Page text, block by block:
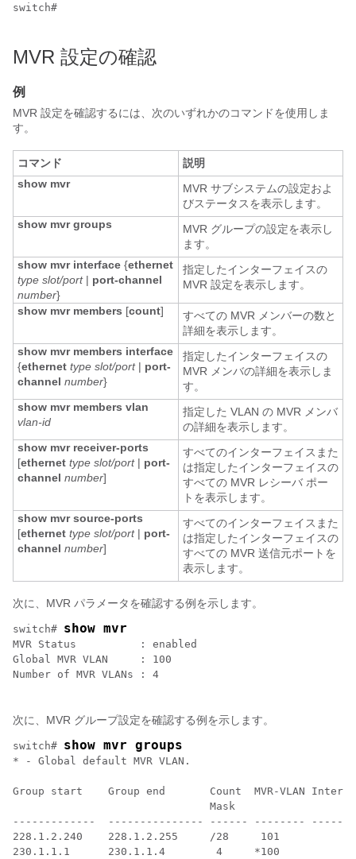
switch#
MVR 設定の確認
例
MVR 設定を確認するには、次のいずれかのコマンドを使用しま
す。
コマンド
説明
show mvr
MVR サブシステムの設定およ
びステータスを表示します。
show mvr groups
MVR グループの設定を表示し
ます。
show mvr interface {ethernet
type slot/port| port-channel
number}
指定したインターフェイスの
MVR 設定を表示します。
show mvr members [count]
すべての MVR メンバーの数と
詳細を表示します。
show mvr members interface
{ethernet type slot/port| port-
channel number}
指定したインターフェイスの
MVR メンバの詳細を表示しま
す。
show mvr members vlan
vlan-id
指定した VLAN の MVR メンバ
の詳細を表示します。
show mvr receiver-ports
[ethernet type slot/port| port-
channel number]
すべてのインターフェイスまた
は指定したインターフェイスの
すべての MVR レシーバ ポー
トを表示します。
show mvr source-ports
[ethernet type slot/port| port-
channel number]
すべてのインターフェイスまた
は指定したインターフェイスの
すべての MVR 送信元ポートを
表示します。
次に、MVR パラメータを確認する例を示します。
switch# show mvr
MVR Status          : enabled
Global MVR VLAN     : 100
Number of MVR VLANs : 4
次に、MVR グループ設定を確認する例を示します。
switch# show mvr groups
* - Global default MVR VLAN.
Group start    Group end       Count  MVR-VLAN
                               Mask
-------------  --------------- ------ --------
228.1.2.240    228.1.2.255     /28     101
230.1.1.1      230.1.1.4        4     *100